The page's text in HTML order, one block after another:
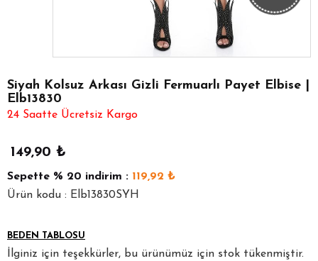
Siyah Kolsuz Arkası Gizli Fermuarlı Payet Elbise |
Elb13830
24 Saatte Ücretsiz Kargo
149,90 ₺
Sepette % 20 indirim : 119,92 ₺
Ürün kodu : Elb13830SYH
BEDEN TABLOSU
İlginiz için teşekkürler, bu ürünümüz için stok tükenmiştir.